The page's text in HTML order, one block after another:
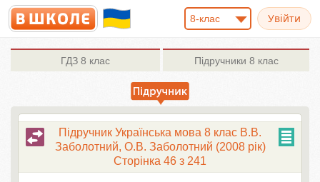
8-клас
ГДЗ 8 клас Підручники 8 клас
Підручник Українська мова 8 клас В.В.
Заболотний, О.В. Заболотний (2008 рік)
Сторінка 46 з 241